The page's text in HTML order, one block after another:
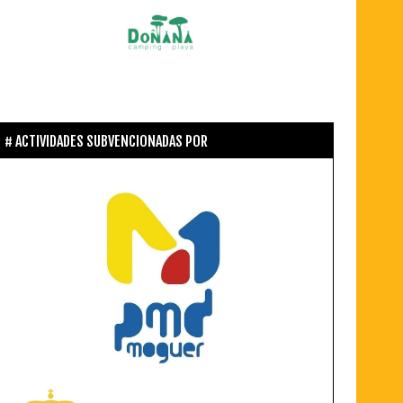
ACTIVIDADES SUBVENCIONADAS POR